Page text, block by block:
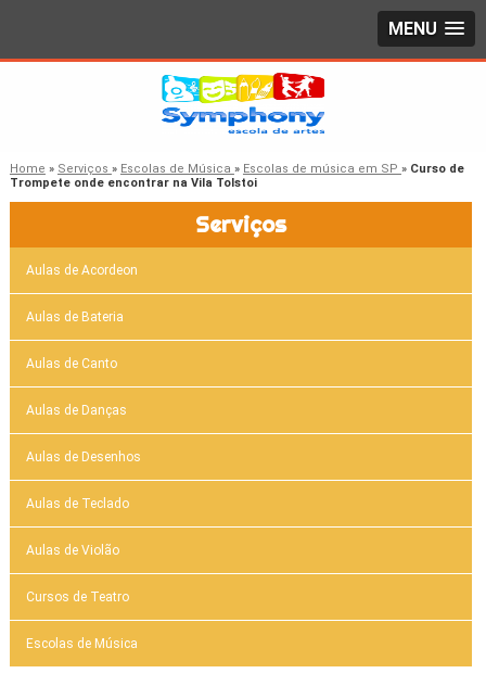
MENU
Home » Serviços » Escolas de Música » Escolas de música em SP » Curso de
Trompete onde encontrar na Vila Tolstoi
Serviços
Aulas de Acordeon
Aulas de Bateria
Aulas de Canto
Aulas de Danças
Aulas de Desenhos
Aulas de Teclado
Aulas de Violão
Cursos de Teatro
Escolas de Música